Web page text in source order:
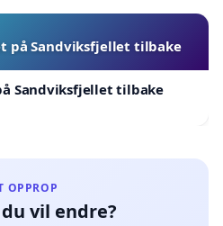
på Sandviksfjellet tilbake
Sandviksfjellet tilbake
OPPROP
vil endre?